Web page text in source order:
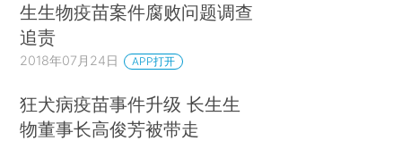
生生物疫苗案件腐败问题调查
追责
2018年07月24日 APP打开
狂犬病疫苗事件升级 长生生
物董事长高俊芳被带走